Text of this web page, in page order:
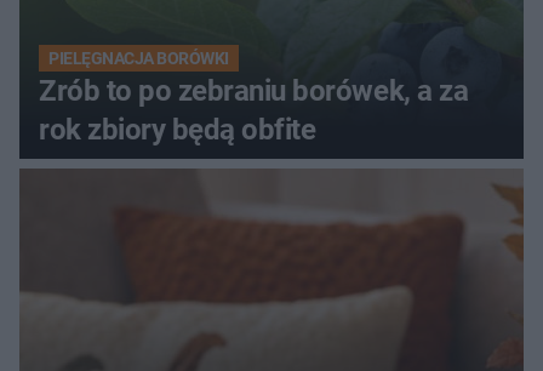
PIELĘGNACJA BORÓWKI
Zrób to po zebraniu borówek, a za
rok zbiory będą obfite